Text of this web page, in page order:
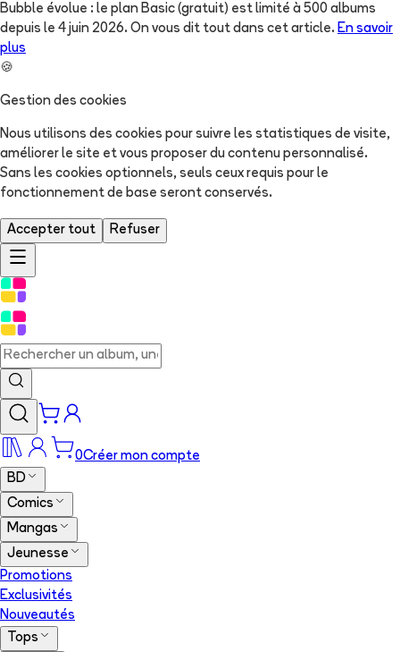
Bubble évolue : le plan Basic (gratuit) est limité à 500 albums
depuis le 4 juin 2026. On vous dit tout dans cet article. En savoir
plus
🍪
Gestion des cookies
Nous utilisons des cookies pour suivre les statistiques de visite,
améliorer le site et vous proposer du contenu personnalisé.
Sans les cookies optionnels, seuls ceux requis pour le
fonctionnement de base seront conservés.
Accepter tout Refuser
0Créer mon compte
BD
Comics
Mangas
Jeunesse
Promotions
Exclusivités
Nouveautés
Tops